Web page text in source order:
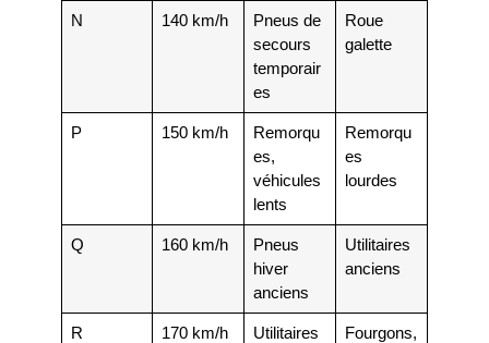
N 140 km/h
Pneus de
secours
temporair
es
Roue
galette
P 150 km/h
Remorqu
es,
véhicules
lents
Remorqu
es
lourdes
Q 160 km/h
Pneus
hiver
anciens
Utilitaires
anciens
R 170 km/h
Utilitaires
Fourgons,